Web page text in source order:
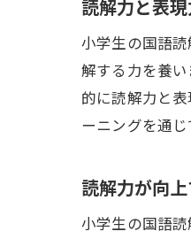
読解力と表
小学生の国語
解する力を養
的に読解力と
ーニングを通
読解力が向
小学生の国語